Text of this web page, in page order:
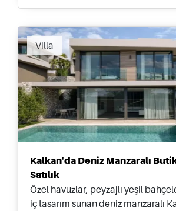
Villa
Kalkan'da Deniz Manzaralı
Satılık
Özel havuzlar, peyzajlı yeşil
iç tasarım sunan deniz manzaralı